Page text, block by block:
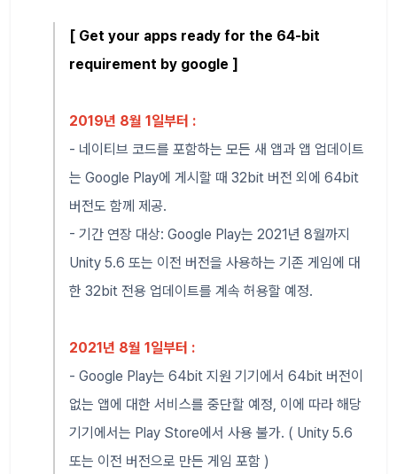
[ Get your apps ready for the 64-bit
requirement by google ]
2019년 8월 1일부터 :
- 네이티브 코드를 포함하는 모든 새 앱과 앱 업데이트
는 Google Play에 게시할 때 32bit 버전 외에 64bit
버전도 함께 제공.
- 기간 연장 대상: Google Play는 2021년 8월까지
Unity 5.6 또는 이전 버전을 사용하는 기존 게임에 대
한 32bit 전용 업데이트를 계속 허용할 예정.
2021년 8월 1일부터 :
- Google Play는 64bit 지원 기기에서 64bit 버전이
없는 앱에 대한 서비스를 중단할 예정, 이에 따라 해당
기기에서는 Play Store에서 사용 불가. ( Unity 5.6
또는 이전 버전으로 만든 게임 포함 )